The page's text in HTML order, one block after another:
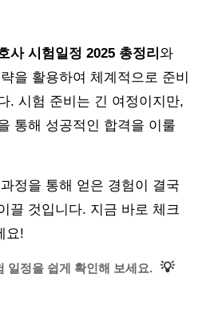
사 시험일정 2025 총정리 와
을 활용하여 체계적으로 준비
. 시험 준비는 긴 여정이지만,
통해 성공적인 합격을 이룰
정을 통해 얻은 경험이 결국
끌 것입니다. 지금 바로 체크
요!
일정을 쉽게 확인해 보세요. 💡